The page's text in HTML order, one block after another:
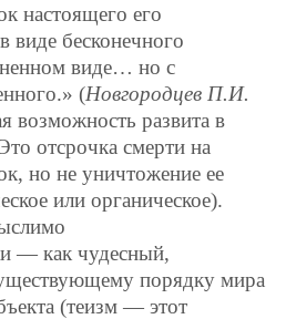
настоящего его
бесконечного
виде… но с
(Новгородцев П.И.
возможность развита в
отсрочка смерти на
но не уничтожение ее
или органическое).
— как чудесный,
порядку мира
(теизм — этот